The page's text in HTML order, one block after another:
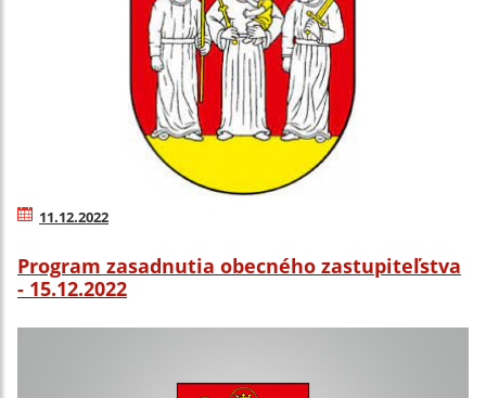
11.12.2022
Program zasadnutia obecného zastupiteľstva
- 15.12.2022